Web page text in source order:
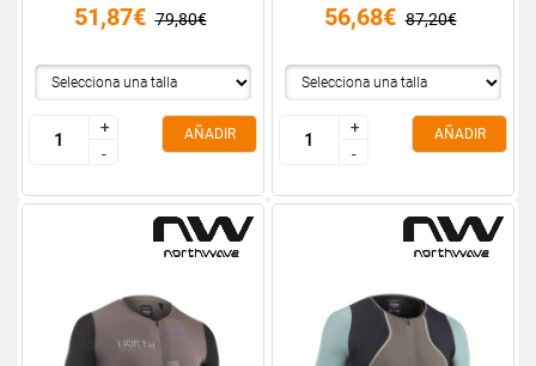
51,87€ 79,80€
+
-
+
-
AÑADIR
56,68€ 87,20€
+
-
+
-
AÑADIR